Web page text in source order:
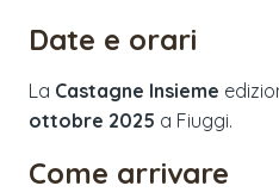
Date e orari
La Castagne Insieme
ottobre 2025 a Fiuggi.
Come arrivare